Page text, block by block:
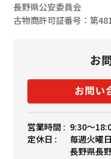
長野県公安委員会
古物商許可証番号：第
お
お問い
営業時間 : 9:30〜
定休日 :
毎週火曜
長野県長